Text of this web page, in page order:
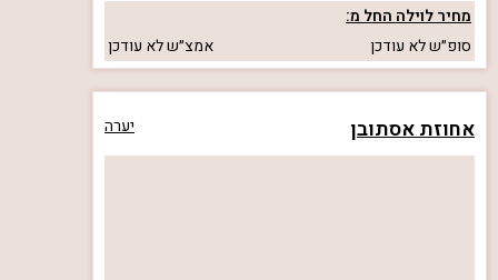
מחיר לוילה החל מ:
סופ״שלא עודכן אמצ״שלא עודכן
אחוזת אסתובן יערה